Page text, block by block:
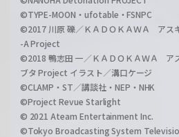
©TYPE-MOON・ufotable・FSNPC
©2017 川原 礫／ＫＡＤＯＫＡＷＡ アス
-A Project
©2018 鴨志田 一／ＫＡＤＯＫＡＷＡ ア
ブタ Project イラスト／溝口ケージ
©CLAMP・ST／講談社・NEP・NHK
©Project Revue Starlight
© 2021 Ateam Entertainment Inc.
©Tokyo Broadcasting System